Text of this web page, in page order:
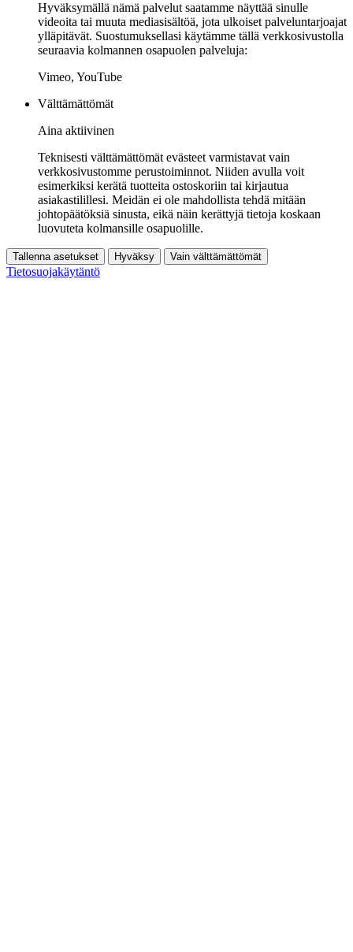
Hyväksymällä nämä palvelut saatamme näyttää sinulle
videoita tai muuta mediasisältöä, jota ulkoiset palveluntarjoajat
ylläpitävät. Suostumuksellasi käytämme tällä verkkosivustolla
seuraavia kolmannen osapuolen palveluja:
Vimeo, YouTube
Välttämättömät
Aina aktiivinen
Teknisesti välttämättömät evästeet varmistavat vain
verkkosivustomme perustoiminnot. Niiden avulla voit
esimerkiksi kerätä tuotteita ostoskoriin tai kirjautua
asiakastilillesi. Meidän ei ole mahdollista tehdä mitään
johtopäätöksiä sinusta, eikä näin kerättyjä tietoja koskaan
luovuteta kolmansille osapuolille.
Tallenna asetukset Hyväksy Vain välttämättömät
Tietosuojakäytäntö